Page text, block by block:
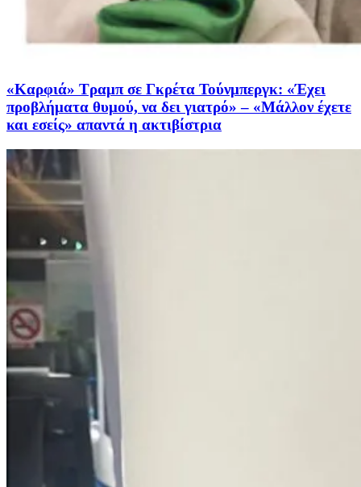
«Καρφιά» Τραμπ σε Γκρέτα Τούνμπεργκ: «Έχει
προβλήματα θυμού, να δει γιατρό» – «Μάλλον έχετε
και εσείς» απαντά η ακτιβίστρια